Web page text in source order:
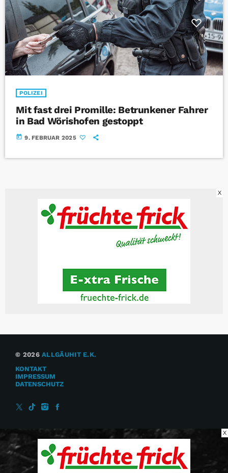
POLIZEI
Mit fast drei Promille: Betrunkener Fahrer
in Bad Wörishofen gestoppt
today 9. FEBRUAR 2025
X
© 2026ALLGÄUHIT E.K.
KONTAKT
IMPRESSUM
DATENSCHUTZ
X